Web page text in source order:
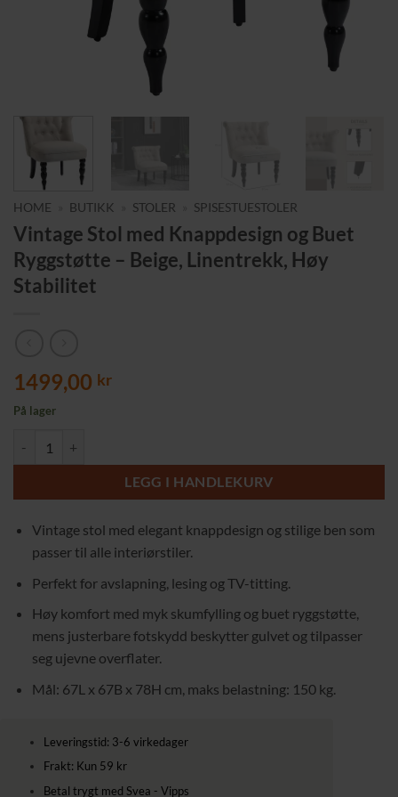
HOME BUTIKK STOLER SPISESTUESTOLER
Vintage Stol med Knappdesign og Buet
Ryggstøtte – Beige, Linentrekk, Høy
Stabilitet
1499,00 kr
På lager
LEGG I HANDLEKURV
Vintage stol med elegant knappdesign og stilige ben som
passer til alle interiørstiler.
Perfekt for avslapning, lesing og TV-titting.
Høy komfort med myk skumfylling og buet ryggstøtte,
mens justerbare fotskydd beskytter gulvet og tilpasser
seg ujevne overflater.
Mål: 67L x 67B x 78H cm, maks belastning: 150 kg.
Leveringstid: 3-6 virkedager
Frakt: Kun 59 kr
Betal trygt med Svea - Vipps